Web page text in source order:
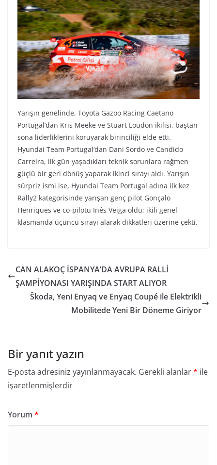
Yarışın genelinde, Toyota Gazoo Racing Caetano
Portugal’dan Kris Meeke ve Stuart Loudon ikilisi, baştan
sona liderliklerini koruyarak birinciliği elde etti.
Hyundai Team Portugal’dan Dani Sordo ve Candido
Carreira, ilk gün yaşadıkları teknik sorunlara rağmen
güçlü bir geri dönüş yaparak ikinci sırayı aldı. Yarışın
sürpriz ismi ise, Hyundai Team Portugal adına ilk kez
Rally2 kategorisinde yarışan genç pilot Gonçalo
Henriques ve co-pilotu Inês Veiga oldu; ikili genel
klasmanda üçüncü sırayı alarak dikkatleri üzerine çekti.
CAN ALAKOÇ İSPANYA’DA AVRUPA RALLİ
ŞAMPİYONASI YARIŞINDA START ALIYOR
Škoda, Yeni Enyaq ve Enyaq Coupé ile Elektrikli
Mobilitede Yeni Bir Döneme Giriyor
Bir yanıt yazın
E-posta adresiniz yayınlanmayacak. Gerekli alanlar* ile
işaretlenmişlerdir
Yorum *